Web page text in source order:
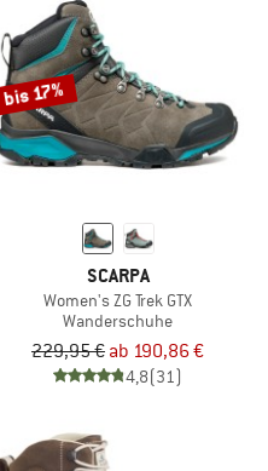
bis 17%
SCARPA
Women's ZG Trek GTX
Wanderschuhe
229,95 € ab 190,86 €
4,8(31)